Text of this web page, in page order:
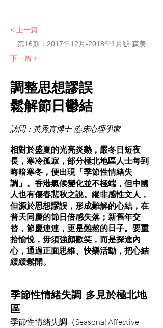
< 上一篇
第16期：2017年12月-2018年1月號 森美
下一篇 >
調整思想謬誤
鬆解節日鬱結
訪問：黃秀真博士 臨床心理學家
相對於盛夏的光亮炎熱，嚴冬日短夜
長，寒冷孤寂，部分極北地區人士每到
晦暗寒冬，便出現「季節性情緒失
調」。香港氣候變化並不極端，但中國
人也有傷春悲秋之說。縱非感性文人，
但源於思想謬誤，形成難解的心結，在
普天同慶的節日倍感失落；新舊年交
替，節慶連連，更是難熬的日子。要重
拾愉悅，毋須強顏歡笑，而是探進內
心，通過正面思維、快樂活動，把心結
緩緩鬆開。
季節性情緒失調 多見於極北地
區
季節性情緒失調（Seasonal Affective